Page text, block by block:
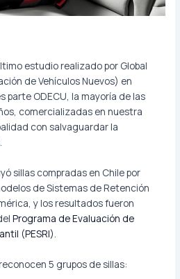
estudio realizado por Global
de Vehículos Nuevos) en
parte ODECU, la mayoría de las
comercializadas en nuestra
con salvaguardar la
sillas compradas en Chile por
de Sistemas de Retención
y los resultados fueron
Programa de Evaluación de
(PESRI).
5 grupos de sillas: